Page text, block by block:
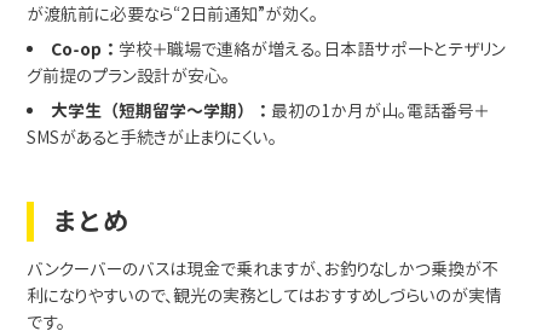
が渡航前に必要なら“2日前通知”が効く。
Co-op： 学校＋職場で連絡が増える。日本語サポートとテザリン
グ前提のプラン設計が安心。
大学生（短期留学〜学期）： 最初の1か月が山。電話番号＋
SMSがあると手続きが止まりにくい。
まとめ
バンクーバーのバスは現金で乗れますが、お釣りなしかつ乗換が不
利になりやすいので、観光の実務としてはおすすめしづらいのが実情
です。